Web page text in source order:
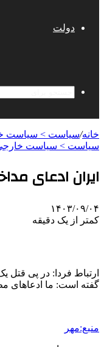
دولت
خانه/سیاست > سیاست
سیاست > سیاست
ایران ادعای
۱۴۰۳/۰۹/۰۴
کمتر از یک دقیقه
ارتباط فردا: در پی قتل
گفته است: ما ادعاهای
منبع:مهر